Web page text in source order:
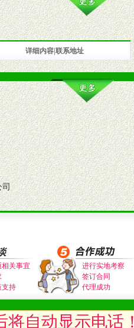
。
（包括POP、彩页、手提袋、易
势与流行。
养建康知识。为经销商、分销商
详细内容|联系地址
司
关事宜
支持
进行实地考察
签订合同
代理成功
自动显示电话！